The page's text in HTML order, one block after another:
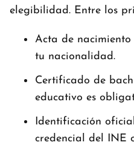
elegibilidad. Entre los
Acta de
tu nacionalidad.
Certificado de
educativo es
Identificación
credencial del INE